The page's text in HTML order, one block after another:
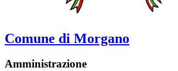
Comune di Morgano
Amministrazione